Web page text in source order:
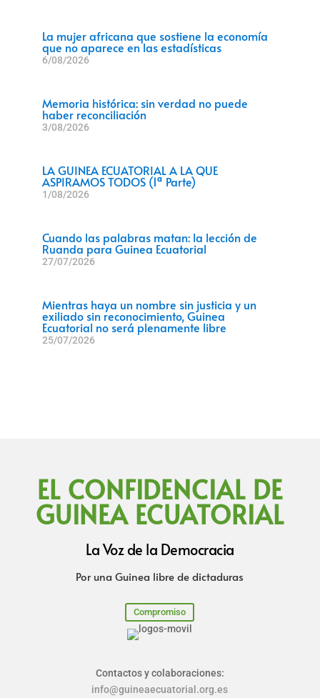
La mujer africana que sostiene la economía
que no aparece en las estadísticas
6/08/2026
Memoria histórica: sin verdad no puede
haber reconciliación
3/08/2026
LA GUINEA ECUATORIAL A LA QUE
ASPIRAMOS TODOS (1ª Parte)
1/08/2026
Cuando las palabras matan: la lección de
Ruanda para Guinea Ecuatorial
27/07/2026
Mientras haya un nombre sin justicia y un
exiliado sin reconocimiento, Guinea
Ecuatorial no será plenamente libre
25/07/2026
EL CONFIDENCIAL DE
GUINEA ECUATORIAL
La Voz de la Democracia
Por una Guinea libre de dictaduras
Compromiso
Contactos y colaboraciones:
info@guineaecuatorial.org.es